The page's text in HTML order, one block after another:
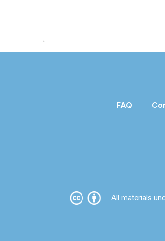
FAQ
All materials